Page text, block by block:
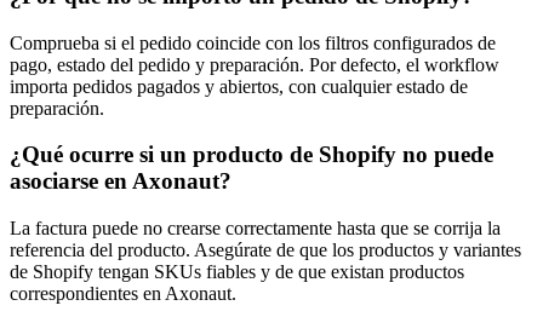
Comprueba si el pedido coincide con los filtros configurados de
pago, estado del pedido y preparación. Por defecto, el workflow
importa pedidos pagados y abiertos, con cualquier estado de
preparación.
¿Qué ocurre si un producto de Shopify no puede
asociarse en Axonaut?
La factura puede no crearse correctamente hasta que se corrija la
referencia del producto. Asegúrate de que los productos y variantes
de Shopify tengan SKUs fiables y de que existan productos
correspondientes en Axonaut.